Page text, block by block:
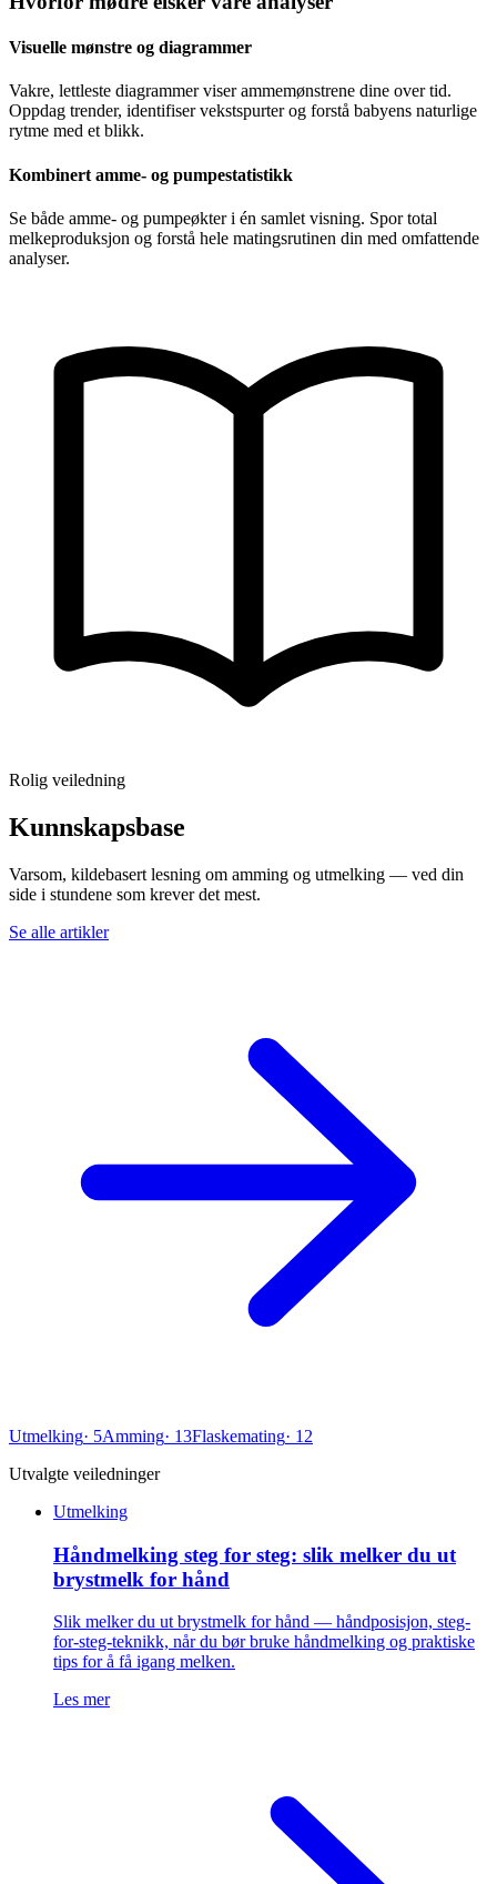
Visuelle mønstre og diagrammer
Vakre, lettleste diagrammer viser ammemønstrene dine over tid.
Oppdag trender, identifiser vekstspurter og forstå babyens naturlige
rytme med et blikk.
Kombinert amme- og pumpestatistikk
Se både amme- og pumpeøkter i én samlet visning. Spor total
melkeproduksjon og forstå hele matingsrutinen din med omfattende
analyser.
Rolig veiledning
Kunnskapsbase
Varsom, kildebasert lesning om amming og utmelking — ved din
side i stundene som krever det mest.
Se alle artikler
Utmelking· 5Amming· 13Flaskemating· 12
Utvalgte veiledninger
Utmelking
Håndmelking steg for steg: slik melker du ut
brystmelk for hånd
Slik melker du ut brystmelk for hånd — håndposisjon, steg-
for-steg-teknikk, når du bør bruke håndmelking og praktiske
tips for å få igang melken.
Les mer